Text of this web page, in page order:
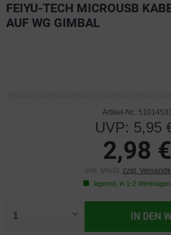
FEIYU-TECH MICROUSB
AUF WG GIMBAL
Artikel-Nr.:
UVP: 5,95
2,98 €
inkl. MwSt. zzgl.
lagernd, in 1-2
IN DEN